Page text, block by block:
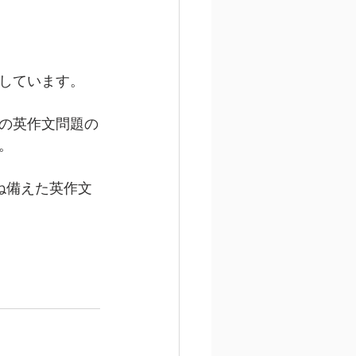
ています。
英作文問題の
備えた英作文